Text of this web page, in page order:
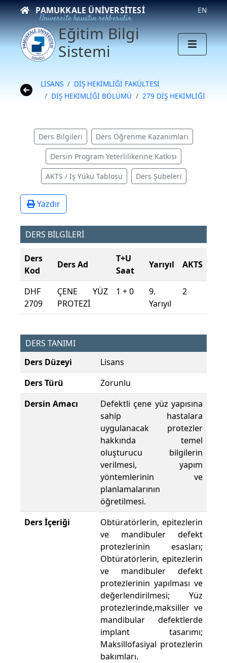
PAMUKKALE ÜNIVERSITESI
Üniversite hayatın rehberidir
EN
Eğitim Bilgi
Sistemi
LİSANS
DİŞ HEKİMLİĞİ FAKÜLTESİ
DİŞ HEKİMLİĞİ BÖLÜMÜ
279 DİŞ HEKİMLİĞİ
Ders Bilgileri Ders Öğrenme Kazanımları
Dersin Program Yeterlilikerine Katkısı
AKTS / İş Yükü Tablosu Ders Şubeleri
Yazdır
DERS BİLGİLERİ
Ders
Kod
Ders Ad
T+U
Saat
Yarıyıl AKTS
DHF
2709
ÇENE YÜZ
PROTEZİ
1 + 0
9.
Yarıyıl
2
DERS TANIMI
Ders Düzeyi
Lisans
Ders Türü
Zorunlu
Dersin Amacı
Defektli çene yüz yapısına
sahip hastalara
uygulanacak protezler
hakkında temel
oluşturucu bilgilerin
verilmesi, yapım
yöntemlerinin ve
planlamalarının
öğretilmesi.
Ders İçeriği
Obtüratörlerin, epitezlerin
ve mandibuler defekt
protezlerinin esasları;
Obtüratörlerin, epitezlerin
ve mandibuler defekt
protezlerinin yapılması ve
değerlendirilmesi; Yüz
protezlerinde,maksiller ve
mandibular defektlerde
implant tasarımı;
Maksillofasiyal protezlerin
bakımları.